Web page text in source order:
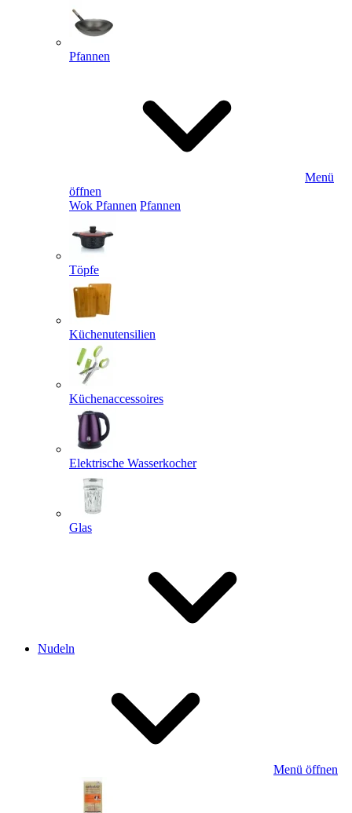
Pfannen
Menü
öffnen
Wok Pfannen Pfannen
Töpfe
Küchenutensilien
Küchenaccessoires
Elektrische Wasserkocher
Glas
Nudeln
Menü öffnen